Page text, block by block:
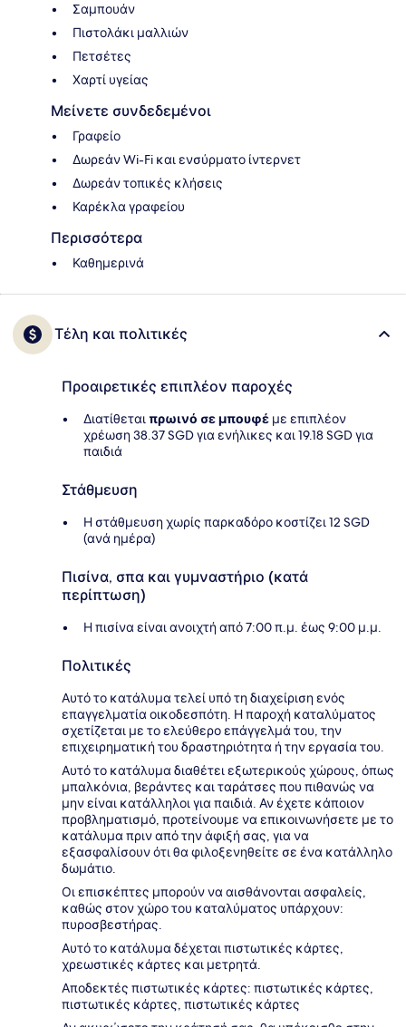
Σαμπουάν
Πιστολάκι μαλλιών
Πετσέτες
Χαρτί υγείας
Μείνετε συνδεδεμένοι
Γραφείο
Δωρεάν Wi-Fi και ενσύρματο ίντερνετ
Δωρεάν τοπικές κλήσεις
Καρέκλα γραφείου
Περισσότερα
Καθημερινά
Τέλη και πολιτικές
Προαιρετικές επιπλέον παροχές
Διατίθεταιπρωινό σε μπουφέ με επιπλέον
χρέωση 38.37 SGD για ενήλικες και 19.18 SGD για
παιδιά
Στάθμευση
Η στάθμευση χωρίς παρκαδόρο κοστίζει 12 SGD
(ανά ημέρα)
Πισίνα, σπα και γυμναστήριο (κατά
περίπτωση)
Η πισίνα είναι ανοιχτή από 7:00 π.μ. έως 9:00 μ.μ.
Πολιτικές
Αυτό το κατάλυμα τελεί υπό τη διαχείριση ενός
επαγγελματία οικοδεσπότη. Η παροχή καταλύματος
σχετίζεται με το ελεύθερο επάγγελμά του, την
επιχειρηματική του δραστηριότητα ή την εργασία του.
Αυτό το κατάλυμα διαθέτει εξωτερικούς χώρους, όπως
μπαλκόνια, βεράντες και ταράτσες που πιθανώς να
μην είναι κατάλληλοι για παιδιά. Αν έχετε κάποιον
προβληματισμό, προτείνουμε να επικοινωνήσετε με το
κατάλυμα πριν από την άφιξή σας, για να
εξασφαλίσουν ότι θα φιλοξενηθείτε σε ένα κατάλληλο
δωμάτιο.
Οι επισκέπτες μπορούν να αισθάνονται ασφαλείς,
καθώς στον χώρο του καταλύματος υπάρχουν:
πυροσβεστήρας.
Αυτό το κατάλυμα δέχεται πιστωτικές κάρτες,
χρεωστικές κάρτες και μετρητά.
Αποδεκτές πιστωτικές κάρτες: πιστωτικές κάρτες,
πιστωτικές κάρτες, πιστωτικές κάρτες